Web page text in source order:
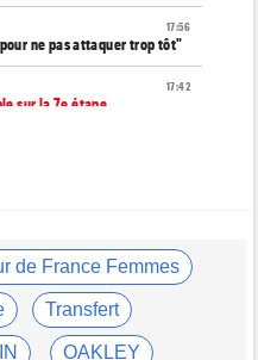
17:56
ne pas attaquer trop tôt"
17:42
sur la 7e étape
16:38
: Cyclism'Actu TV
de France Femmes
Transfert
OAKLEY